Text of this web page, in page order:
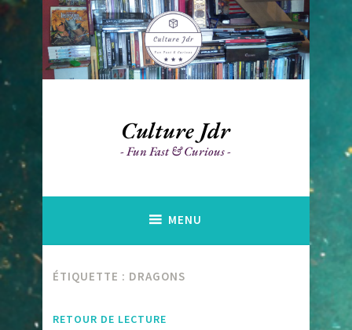
Accéder
au
contenu
principal
Culture Jdr
Fun Fast & Curious
MENU
ÉTIQUETTE : DRAGONS
RETOUR DE LECTURE